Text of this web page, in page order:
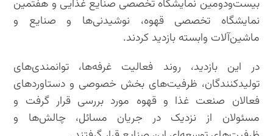
بیست‌ودومین نمایشگاه تخصصی صنایع غذایی و هفتمین
نمایشگاه تخصصی قهوه، نوشیدنی‌ها و صنایع و
ماشین‌آلات وابسته بازدید کردند.
در این بازدید، روند فعالیت غرفه‌ها، توانمندی‌های
تولیدکنندگان، ظرفیت‌های بخش خصوصی و دستاوردهای
فعالان صنعت غذا و قهوه مورد بررسی قرار گرفت و
مسئولان از نزدیک در جریان مسائل، چالش‌ها و